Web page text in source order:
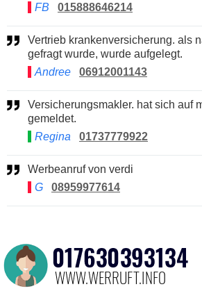
FB
015888646214
Vertrieb krankenversicherung. als nach dem firmennamen
gefragt wurde, wurde aufgelegt.
Andree
06912001143
Versicherungsmakler. hat sich auf meine internet anfrage
gemeldet.
Regina
01737779922
Werbeanruf von verdi
G
08959977614